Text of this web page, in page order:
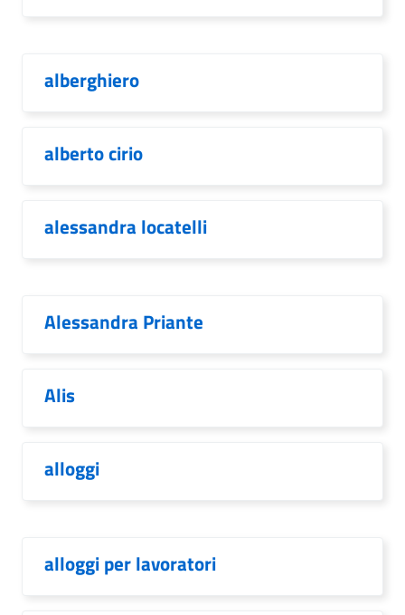
alberghiero
alberto cirio
alessandra locatelli
Alessandra Priante
Alis
alloggi
alloggi per lavoratori